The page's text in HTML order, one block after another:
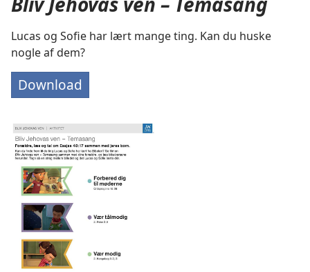
Lucas og Sofie har lært mange ting. Kan du huske
nogle af dem?
Download